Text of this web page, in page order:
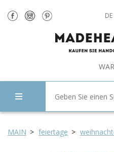
DE
MAIN feiertage